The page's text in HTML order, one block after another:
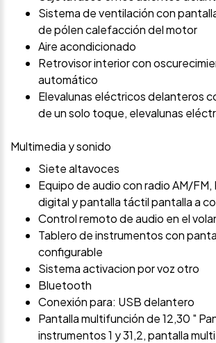
Sistema de ventilación con
de pólen calefacción del motor
Aire acondicionado
Retrovisor interior con
automático
Elevalunas eléctricos delanteros
de un solo toque, elevalunas
Multimedia y sonido
Siete altavoces
Equipo de audio con radio AM/FM,
digital y pantalla táctil pantalla a
Control remoto de audio en el
Tablero de instrumentos con
configurable
Sistema activacion por voz otro
Bluetooth
Conexión para: USB delantero
Pantalla multifunción de 12,30 "
instrumentos 1 y 31,2, pantalla